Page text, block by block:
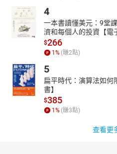
4
一本書讀懂美元：9堂
濟和每個人的投資【電
$266
1 % (賺2點)
5
扁平時代：演算法如何
書】
$385
1 % (賺3點)
查看更